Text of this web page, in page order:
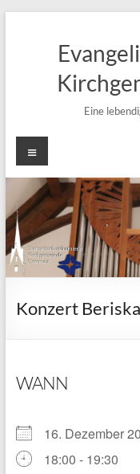
Eine
Menü
Konzert
WANN
16. Dezember
18:00 - 19:30